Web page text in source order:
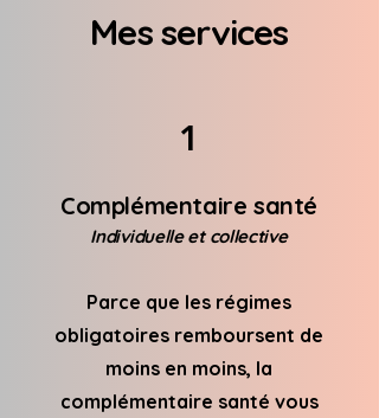
Mes services
1
Complémentaire santé
Individuelle et collective
Parce que les régimes
obligatoires remboursent de
moins en moins, la
complémentaire santé vous